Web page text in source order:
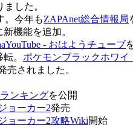
ました。
。今年もZAPAnet総合情報局
新機能を追加。
- おはようチューブ
。 ポケモンブラックホワイ
売されました。
ンキングを公開
ョーカー2発売
ョーカー2攻略Wiki開始